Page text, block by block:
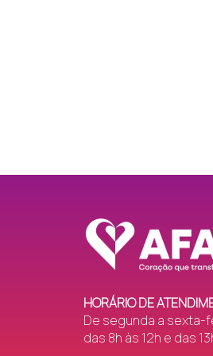
Jardim Angélica
Jardim Maristela
HORÁRIO DE
De segunda a sexta-
das 8h às 12h e das